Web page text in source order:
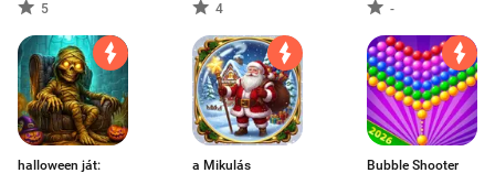
5
4
-
halloween ját:
a Mikulás
Bubble Shooter